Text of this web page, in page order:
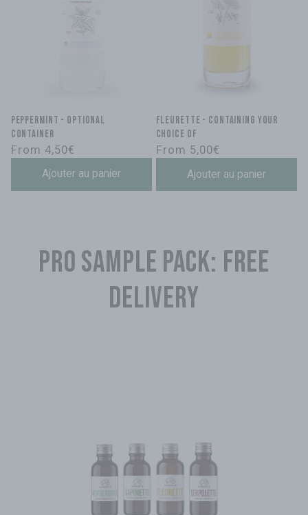
Peppermint - optional
container
Regular
From 4,50€
Ajouter au panier
FLEURETTE - containing your
choice of
Regular
From 5,00€
Ajouter au panier
pro sample pack: free
delivery